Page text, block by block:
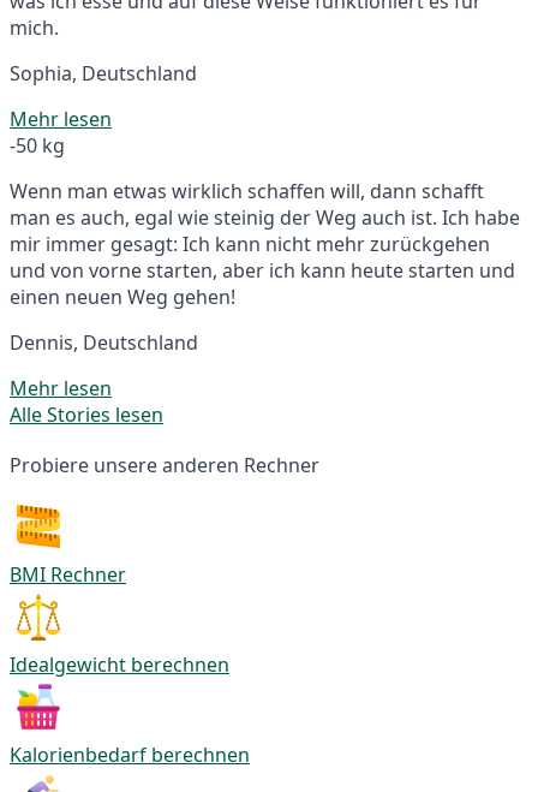
mich.
Sophia, Deutschland
Mehr lesen
-50 kg
Wenn man etwas wirklich schaffen will, dann schafft
man es auch, egal wie steinig der Weg auch ist. Ich habe
mir immer gesagt: Ich kann nicht mehr zurückgehen
und von vorne starten, aber ich kann heute starten und
einen neuen Weg gehen!
Dennis, Deutschland
Mehr lesen
Alle Stories lesen
Probiere unsere anderen Rechner
BMI Rechner
Idealgewicht berechnen
Kalorienbedarf berechnen